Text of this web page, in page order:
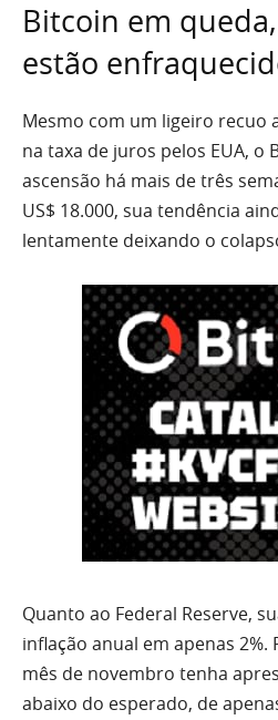
Bitcoin em
estão
Mesmo com um ligeiro recuo
na taxa de juros pelos EUA, o
ascensão há mais de três
US$ 18.000, sua tendência
lentamente deixando o
Quanto ao Federal Reserve,
inflação anual em apenas
mês de novembro tenha
abaixo do esperado, de